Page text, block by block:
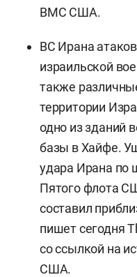
ВМС США.
ВС Ирана
израильской
также
территории
одно из зданий
базы в Хайфе.
удара Ирана по
Пятого флота
составил
пишет сегодня
со ссылкой на
США.